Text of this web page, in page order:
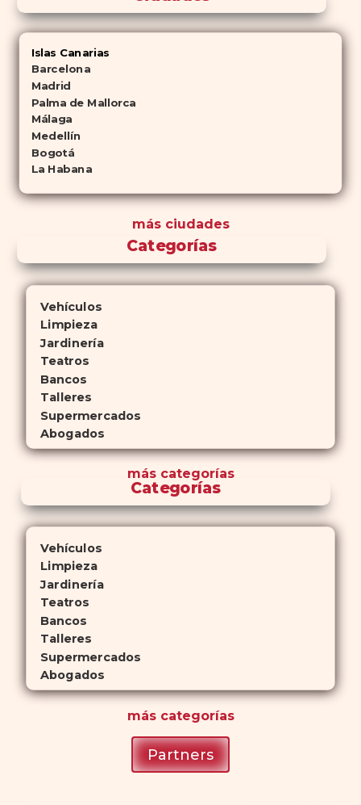
Islas Canarias
Barcelona
Madrid
Palma de Mallorca
Málaga
Medellín
Bogotá
La Habana
más ciudades
Categorías
Vehículos
Limpieza
Jardinería
Teatros
Bancos
Talleres
Supermercados
Abogados
máscategorías
Categorías
Vehículos
Limpieza
Jardinería
Teatros
Bancos
Talleres
Supermercados
Abogados
máscategorías
Partners